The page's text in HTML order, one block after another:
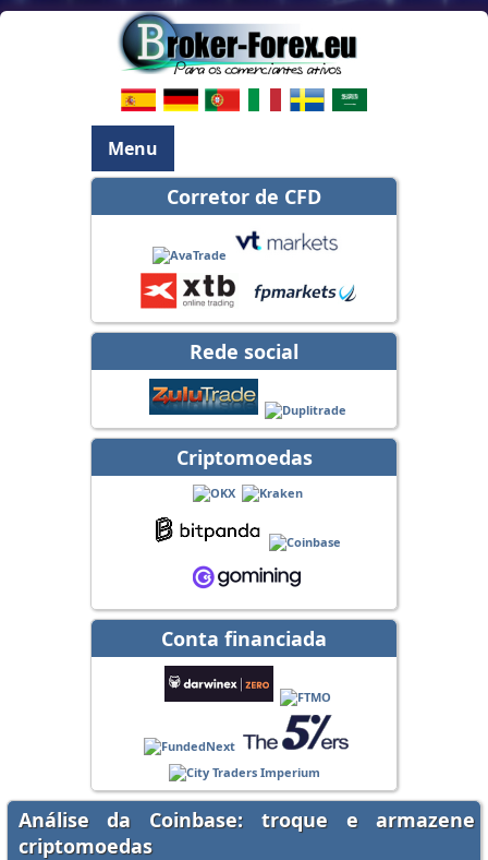
Menu
Corretor de CFD
Rede social
Criptomoedas
Conta financiada
Análise da Coinbase: troque e armazene
criptomoedas